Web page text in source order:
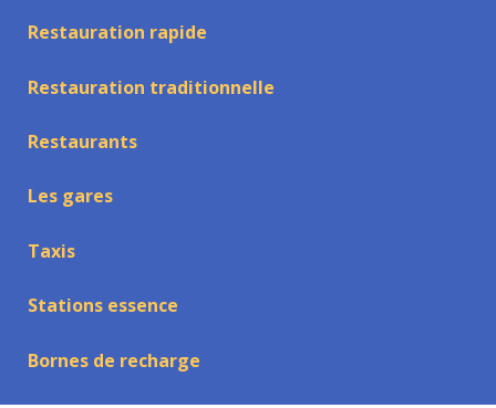
Restauration rapide
Restauration traditionnelle
Restaurants
Les gares
Taxis
Stations essence
Bornes de recharge